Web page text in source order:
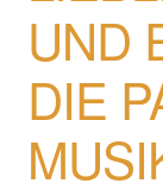
UND
DIE